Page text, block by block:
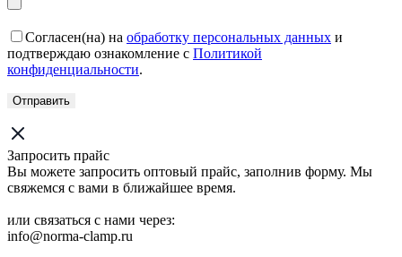
Согласен(на) на обработку персональных данных и
подтверждаю ознакомление с Политикой
конфиденциальности.
Запросить прайс
Вы можете запросить оптовый прайс, заполнив форму. Мы
свяжемся с вами в ближайшее время.
или связаться с нами через:
info@norma-clamp.ru